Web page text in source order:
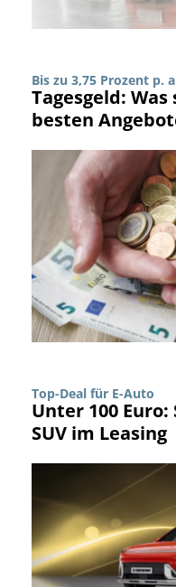
Bis zu 3,75 Prozent p.
Tagesgeld:
besten
Top-Deal für E-Auto
Unter 100
SUV im Leasing